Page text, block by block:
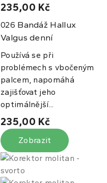
235,00 Kč
026 Bandáž Hallux
Valgus denní
Používá se při
problémech s vbočeným
palcem, napomáhá
zajišťovat jeho
optimálnější...
235,00 Kč
Zobrazit